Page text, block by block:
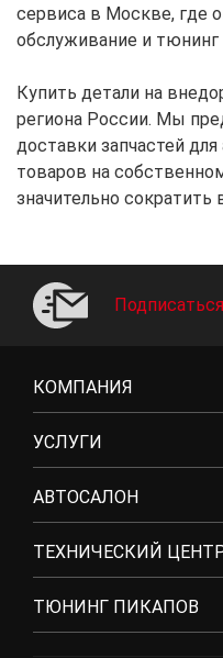
сервиса в Москве, где
обслуживание и тюнинг
Купить детали на
региона России. Мы
доставки запчастей
товаров на
значительно
КОМПАНИЯ
УСЛУГИ
АВТОСАЛОН
ТЕХНИЧЕСКИЙ
ТЮНИНГ ПИКАПОВ